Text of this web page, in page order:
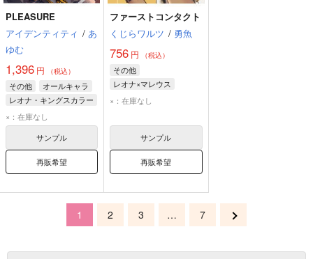
PLEASURE
アイデンティティ / あ
ゆむ
1,396 円 （税込）
その他
オールキャラ
レオナ・キングスカラー
ラギー・ブッチ
ジェイド・リーチ
×：在庫なし
サンプル
再販希望
ファーストコンタクト
くじらワルツ / 勇魚
756 円 （税込）
その他
レオナ×マレウス
レオナ・キングスカラー
×：在庫なし
サンプル
再販希望
1 2 3 … 7